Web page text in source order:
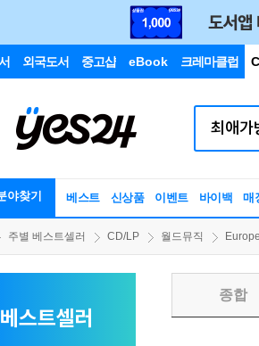
외국도서 중고샵 eBook 크레마클럽
야찾기 베스트 신상품 이벤트 바이백 매
주별 베스트셀러 CD/LP 월드뮤직
베스트셀러
종합